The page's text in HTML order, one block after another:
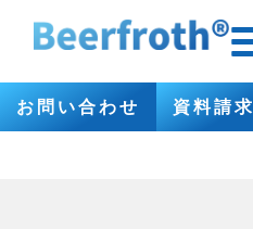
お問い合わせ 資料請求